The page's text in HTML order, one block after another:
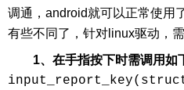
调通，android就可以正常使用
有些不同了，针对linux驱动，
1、在手指按下时需调用如